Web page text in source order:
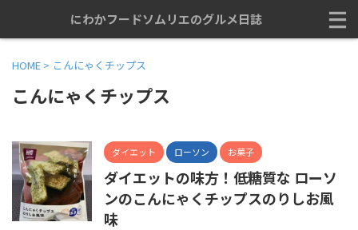
にわかフードソムリエのグルメ日誌
HOME > こんにゃくチップス
こんにゃくチップス
ダイエット ローソン お菓子
ダイエットの味方！低糖質な ローソ
ンのこんにゃくチップスのりしお風
味